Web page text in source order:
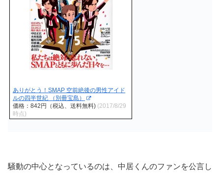
ありがとう！SMAP 空前絶後の男性アイド
ルの四半世紀 （別冊宝島）
価格：842円（税込、送料無料) (2017/8/29
時点)
騒動の中心となっているのは、中居くんのファンを公言し